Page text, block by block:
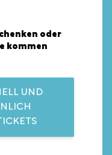
oder
kommen
UND